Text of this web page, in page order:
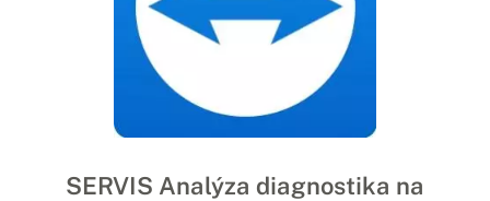
SERVIS Analýza diagnostika na